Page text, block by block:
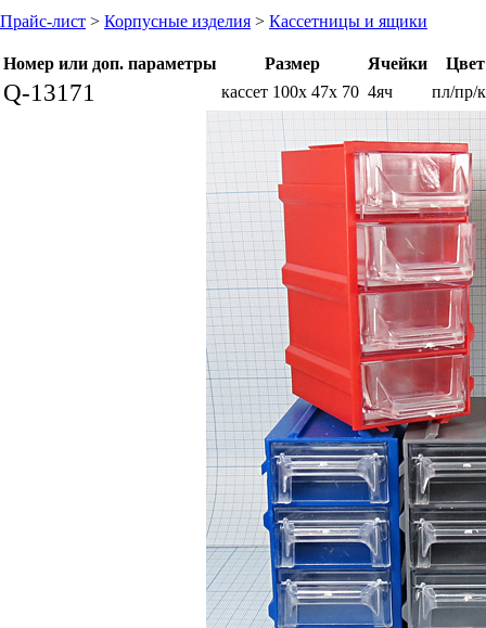
Прайс-лист > Корпусные изделия > Кассетницы и ящики
Номер или доп. параметры Размер Ячейки Цвет
Q-13171 кассет 100x 47x 70 4яч пл/пр/